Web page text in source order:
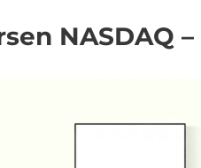
NASDAQ